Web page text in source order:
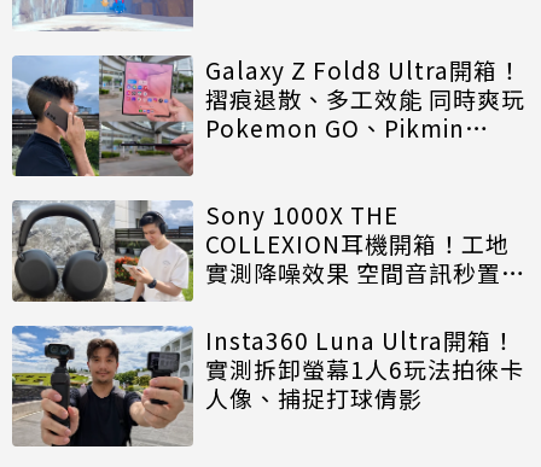
Galaxy Z Fold8 Ultra開箱！
摺痕退散、多工效能 同時爽玩
Pokemon GO、Pikmin
Sony 1000X THE
COLLEXION耳機開箱！工地
實測降噪效果 空間音訊秒置身
Insta360 Luna Ultra開箱！
實測拆卸螢幕1人6玩法拍徠卡
人像、捕捉打球倩影